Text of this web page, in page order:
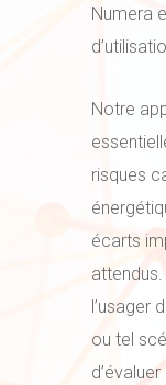
Numera
Notre
risques
écarts
l’usager
ou tel